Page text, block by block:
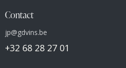
Contact
jp@gdvins.be
+32 68 28 27 01